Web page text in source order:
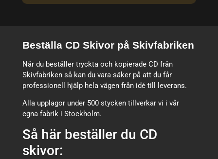
Beställa CD Skivor på Skivfabriken
När du beställer tryckta och kopierade CD från
Skivfabriken så kan du vara säker på att du får
professionell hjälp hela vägen från idé till leverans.
Alla upplagor under 500 stycken tillverkar vi i vår
egna fabrik i Stockholm.
Så här beställer du CD
skivor: